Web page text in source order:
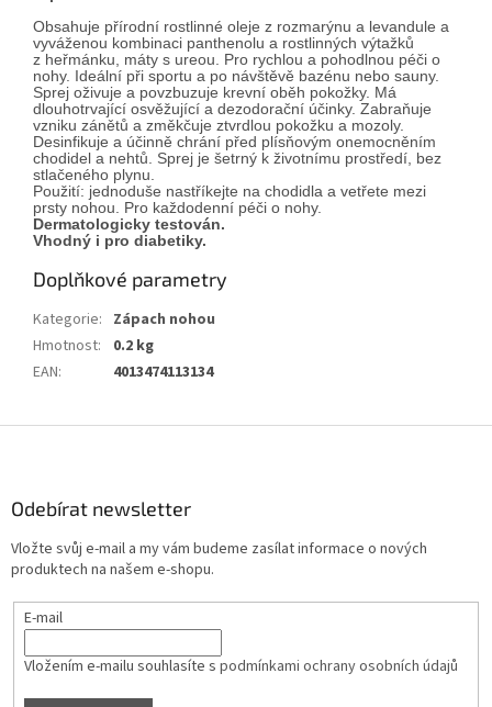
Obsahuje přírodní rostlinné oleje z rozmarýnu a levandule a
vyváženou kombinaci panthenolu a rostlinných výtažků
z heřmánku, máty s ureou . Pro rychlou a pohodlnou péči o
nohy. Ideální při sportu a po návštěvě bazénu nebo sauny.
Sprej oživuje a povzbuzuje krevní oběh pokožky. Má
dlouhotrvající osvěžující a dezodorační účinky. Zabraňuje
vzniku zánětů a změkčuje ztvrdlou pokožku a mozoly.
Desinfikuje a účinně chrání před plísňovým onemocněním
chodidel a nehtů. Sprej je šetrný k životnímu prostředí, bez
stlačeného plynu.
Použití: jednoduše nastříkejte na chodidla a vetřete mezi
prsty nohou. Pro každodenní péči o nohy.
Dermatologicky testován.
Vhodný i pro diabetiky.
Doplňkové parametry
Kategorie: Zápach nohou
Hmotnost:
0.2 kg
EAN: 4013474113134
Odebírat newsletter
Vložte svůj e-mail a my vám budeme zasílat informace o nových
produktech na našem e-shopu.
E-mail
Vložením e-mailu souhlasíte s podmínkami ochrany osobních údajů